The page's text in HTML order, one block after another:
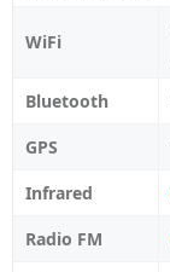
WiFi
Bluetooth
GPS
Infrared
Radio FM